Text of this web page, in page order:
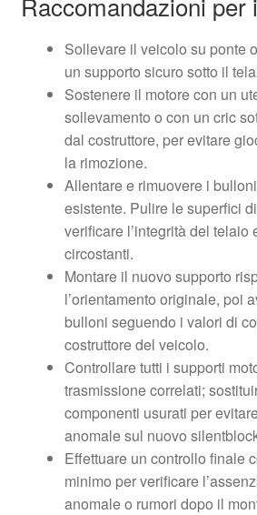
Sollevare il veicolo su ponte
un supporto sicuro sotto il
Sostenere il motore con un
sollevamento o con un cric
dal costruttore, per evitare
la rimozione.
Allentare e rimuovere i
esistente. Pulire le superfici
verificare l’integrità del telaio
circostanti.
Montare il nuovo supporto
l’orientamento originale, poi
bulloni seguendo i valori di
costruttore del veicolo.
Controllare tutti i supporti
trasmissione correlati;
componenti usurati per
anomale sul nuovo
Effettuare un controllo finale
minimo per verificare
anomale o rumori dopo il